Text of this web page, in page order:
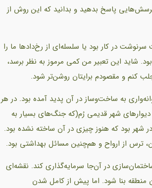
پرسش‌هایی پاسخ بدهید و بدانید که این روش از
در کار بود یا سلسله‌ای از رخ‌دادها ما را
شاید این تعبیر من کمی مرموز به نظر برسد،
کنم و مقصودم برایتان روشن‌تر شود.
به ساخت‌وساز در آن پدید آمده بود. در هر
شهر قدیمی رُم(که جنگ‌های بسیار به
شهر بود که هنوز چیزی در آن ساخته نشده بود.
ترس از ارواح و هم‌چنین مسائل بهداشتی بود.
در آن‌جا سرمایه‌گذاری کند. نقشه‌ای
منطقه بنا شود. اما پیش از کامل شدن